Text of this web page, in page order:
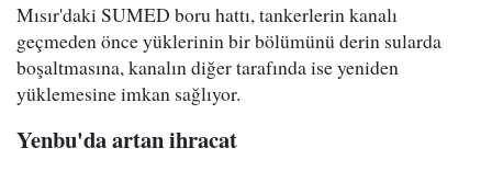
Mısır'daki SUMED boru hattı, tankerlerin kanalı
geçmeden önce yüklerinin bir bölümünü derin sularda
boşaltmasına, kanalın diğer tarafında ise yeniden
yüklemesine imkan sağlıyor.
Yenbu'da artan ihracat